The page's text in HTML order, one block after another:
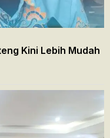
Kini Lebih Mudah